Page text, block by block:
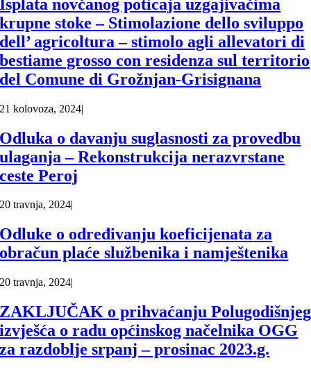
Isplata novčanog poticaja uzgajivačima
krupne stoke – Stimolazione dello sviluppo
dell’ agricoltura – stimolo agli allevatori di
bestiame grosso con residenza sul territorio
del Comune di Grožnjan-Grisignana
21 kolovoza, 2024|
Odluka o davanju suglasnosti za provedbu
ulaganja – Rekonstrukcija nerazvrstane
ceste Peroj
20 travnja, 2024
Odluke o određivanju koeficijenata za
obračun plaće službenika i namještenika
20 travnja, 2024|
ZAKLJUČAK o prihvaćanju Polugodišnjeg
izvješća o radu općinskog načelnika OGG
za razdoblje srpanj – prosinac 2023.g.